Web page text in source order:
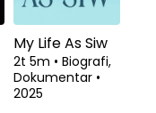
My Life As Siw
2t 5m • Biografi,
Dokumentar •
2025